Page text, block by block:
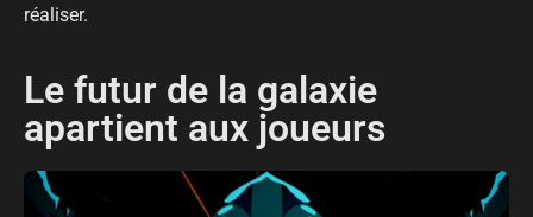
réaliser.
Le futur de la galaxie
apartient aux joueurs